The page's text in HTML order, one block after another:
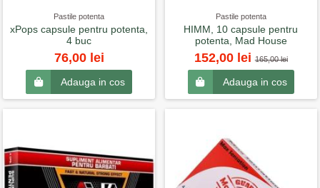
Pastile potenta
xPops capsule pentru potenta,
4 buc
76,00 lei
Adauga in cos
Pastile potenta
HIMM, 10 capsule pentru
potenta, Mad House
152,00 lei165,00 lei
Adauga in cos